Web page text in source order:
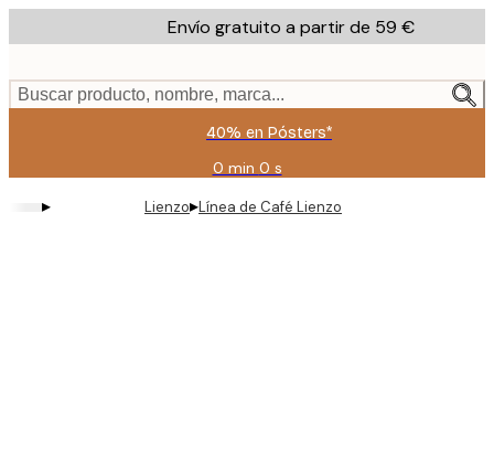
to
content.
Envío gratuito a partir de 59 €
Buscar producto, nombre, marca...
40% en Pósters*
0 min 0 s
Válido
hasta:
2026-
▸ Lienzo▸Línea de Café Lienzo